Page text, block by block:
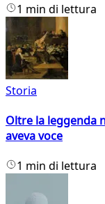
1 min di lettura
Storia
Oltre la leggenda
aveva voce
1 min di lettura